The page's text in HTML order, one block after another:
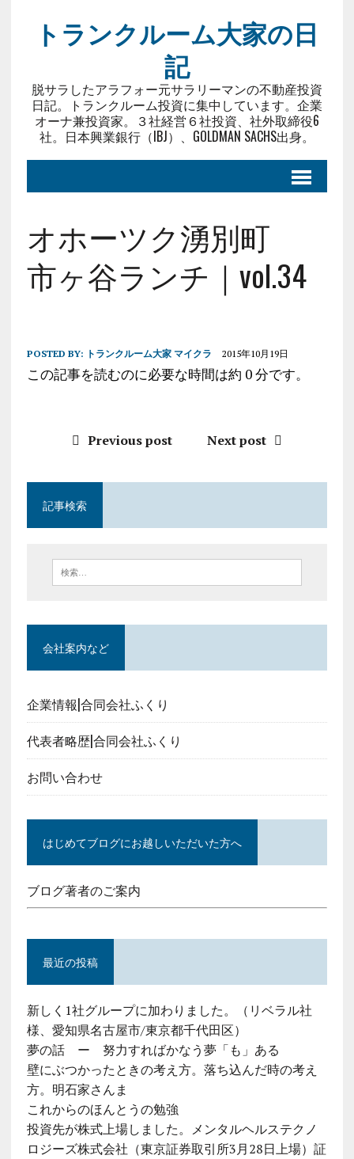
トランクルーム大家の日
記
脱サラしたアラフォー元サラリーマンの不動産投資
日記。トランクルーム投資に集中しています。企業
オーナ兼投資家。３社経営６社投資、社外取締役6
社。日本興業銀行（IBJ）、GOLDMAN SACHS出身。
オホーツク湧別町
市ヶ谷ランチ｜vol.34
POSTED BY: トランクルーム大家 マイクラ 2015年10月19日
この記事を読むのに必要な時間は約 0 分です。
Previous post Next post
記事検索
会社案内など
企業情報|合同会社ふくり
代表者略歴|合同会社ふくり
お問い合わせ
はじめてブログにお越しいただいた方へ
ブログ著者のご案内
最近の投稿
新しく1社グループに加わりました。（リベラル社
様、愛知県名古屋市/東京都千代田区）
夢の話 ー 努力すればかなう夢「も」ある
壁にぶつかったときの考え方。落ち込んだ時の考え
方。明石家さんま
これからのほんとうの勉強
投資先が株式上場しました。メンタルヘルステクノ
ロジーズ株式会社（東京証券取引所3月28日上場）証